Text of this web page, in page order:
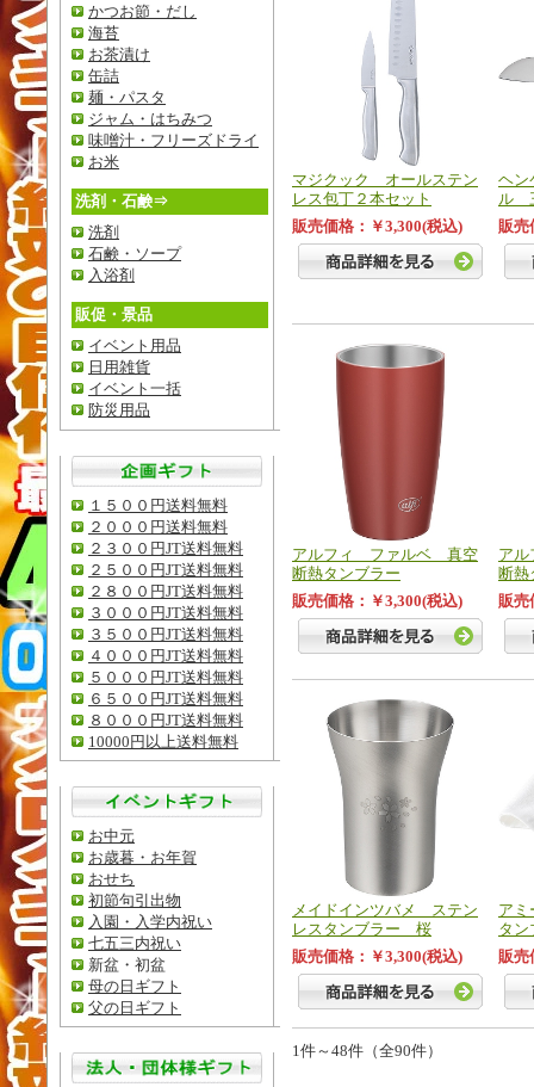
かつお節・だし
海苔
お茶漬け
缶詰
麺・パスタ
ジャム・はちみつ
味噌汁・フリーズドライ
お米
洗剤・石鹸⇒
洗剤
石鹸・ソープ
入浴剤
販促・景品
イベント用品
日用雑貨
イベント一括
防災用品
１５００円送料無料
２０００円送料無料
２３００円JT送料無料
２５００円JT送料無料
２８００円JT送料無料
３０００円JT送料無料
３５００円JT送料無料
４０００円JT送料無料
５０００円JT送料無料
６５００円JT送料無料
８０００円JT送料無料
10000円以上送料無料
お中元
お歳暮・お年賀
おせち
初節句引出物
入園・入学内祝い
七五三内祝い
新盆・初盆
母の日ギフト
父の日ギフト
マジクック オールステン
レス包丁２本セット
販売価格：￥3,300(税込)
ヘ
ル
販売
アルフィ ファルベ 真空
断熱タンブラー
販売価格：￥3,300(税込)
ア
断熱
販売
メイドインツバメ ステン
レスタンブラー 桜
販売価格：￥3,300(税込)
ア
タン
販売
1件～48件（全90件）